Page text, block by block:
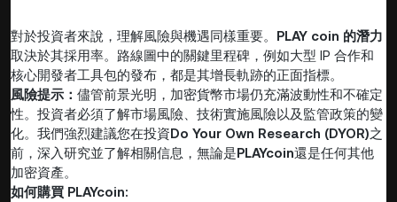
對於投資者來說，理解風險與機遇同樣重要。 PLAY coin 的潛力
取決於其採用率。路線圖中的關鍵里程碑，例如大型 IP 合作和
核心開發者工具包的發布，都是其增長軌跡的正面指標。
風險提示： 儘管前景光明，加密貨幣市場仍充滿波動性和不確定
性。投資者必須了解市場風險、技術實施風險以及監管政策的變
化。我們強烈建議您在投資Do Your Own Research (DYOR)之
前，深入研究並了解相關信息，無論是PLAYcoin還是任何其他
加密資產。
如何購買 PLAYcoin: